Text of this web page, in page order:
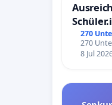
270
270
8 Jul